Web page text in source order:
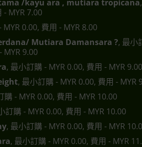
/kayu ara , mutiara tropicana
- MYR 7.00
MYR 0.00, 費用 - MYR 8.00
Mutiara Damansara ?, 最小
MYR 9.00
, 最小訂購 - MYR 0.00, 費用 - MYR 9.00
, 最小訂購 - MYR 0.00, 費用 - MYR
購 - MYR 0.00, 費用 - MYR 10.00
訂購 - MYR 0.00, 費用 - MYR 10.00
, 最小訂購 - MYR 0.00, 費用 - MYR
, 最小訂購 - MYR 0.00, 費用 - MYR